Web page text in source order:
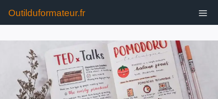
Outilduformateur.fr